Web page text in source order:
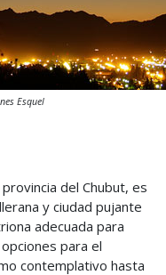
Esquel
del Chubut, es
y ciudad pujante
adecuada para
para el
contemplativo hasta